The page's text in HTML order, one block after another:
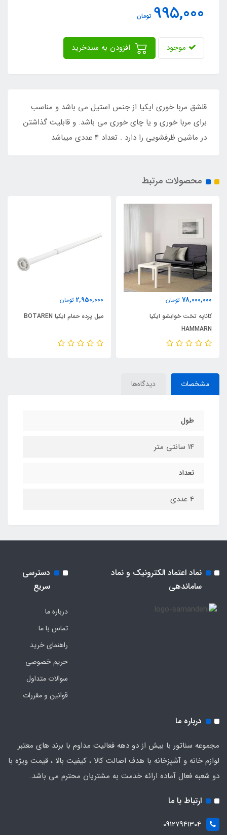
995,000 تومان
موجود
قلشق مربا خوری ایکیا از جنس استیل می باشد و مناسب
برای مربا خوری و یا چای خوری می باشد. و قابلیت گذاشتن
در ماشین ظرفشویی را دارد . تعداد 4 عددی میباشد
محصولات مرتبط
78,000,000 تومان
کاناپه تخت خوابشو ایکیا
HAMMARN
2,950,000 تومان
میل پرده حمام ایکیا BOTAREN
مشخصات دیدگاه‌ها
طول
14 سانتی متر
تعداد
4 عددی
نماد اعتماد الکترونیک و نماد
ساماندهی
دسترسی
سریع
درباره ما
تماس با ما
راهنمای خرید
حریم خصوصی
سوالات متداول
قوانین و مقررات
درباره ما
مجموعه سناتور با بیش از دو دهه فعالیت مداوم با برند های معتبر
لوازم خانه و آشپزخانه با هدف اصالت کالا ، کیفیت بالا ، قیمت ویژه با
دو شعبه فعال آماده ارائه خدمت به مشتریان محترم می باشد.
ارتباط با ما
09127941304